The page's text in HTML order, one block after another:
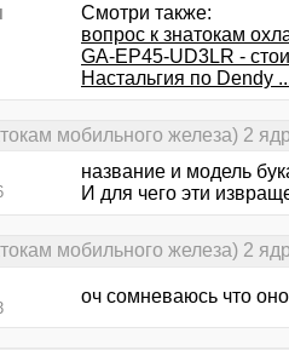
Смотри также:
вопрос к знатокам
GA-EP45-UD3LR -
Настальгия по Dendy
мобильного железа) 2
название и модель
И для чего эти
мобильного железа) 2
оч сомневаюсь что